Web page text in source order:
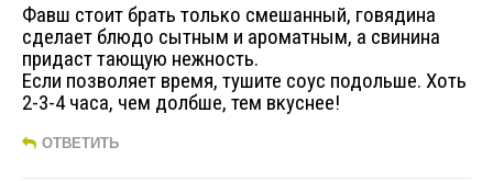
Фавш стоит брать только смешанный, говядина
сделает блюдо сытным и ароматным, а свинина
придаст тающую нежность.
Если позволяет время, тушите соус подольше. Хоть
2-3-4 часа, чем долбше, тем вкуснее!
ОТВЕТИТЬ